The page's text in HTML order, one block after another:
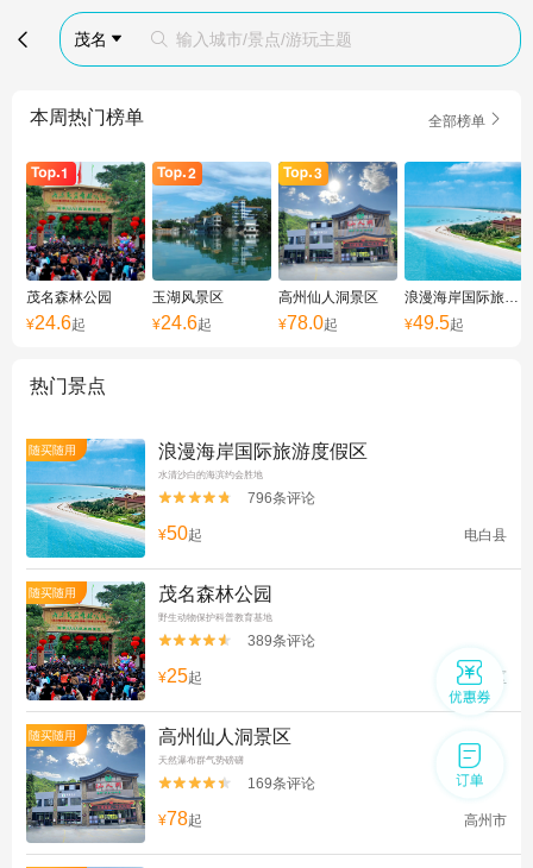
 茂名   输入城市/景点/游玩主题
本周热门榜单 全部榜单 
茂名森林公园
¥24.6起
玉湖风景区
¥24.6起
高州仙人洞景区
¥78.0起
浪漫海岸国际旅游度假区
¥49.5起
热门景点
随买随用 浪漫海岸国际旅游度假区
水清沙白的海滨约会胜地

 796条评论
¥50起 电白县
随买随用 茂名森林公园
野生动物保护科普教育基地

 389条评论
¥25起 茂南区
随买随用 高州仙人洞景区
天然瀑布群气势磅礴

 169条评论
¥78起 高州市